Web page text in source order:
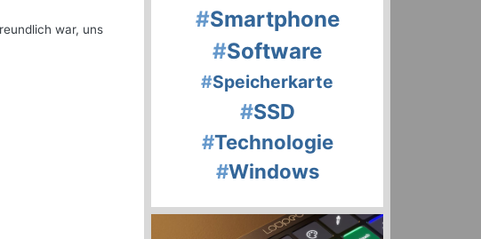
war, uns
#Smartphone
#Software
#Speicherkarte
#SSD
#Technologie
#Windows